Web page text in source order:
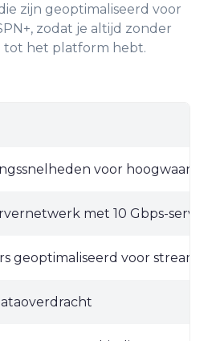
zijn geoptimaliseerd voor
zodat je altijd zonder
het platform hebt.
voor
met 10 Gbps-
geoptimaliseerd voor streamen